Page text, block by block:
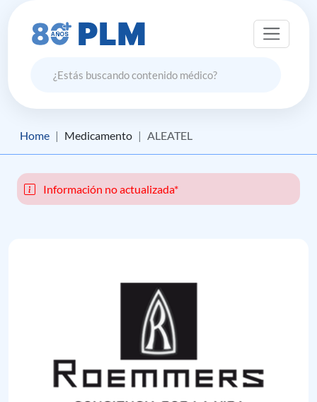
Home Medicamento ALEATEL
Información no actualizada*